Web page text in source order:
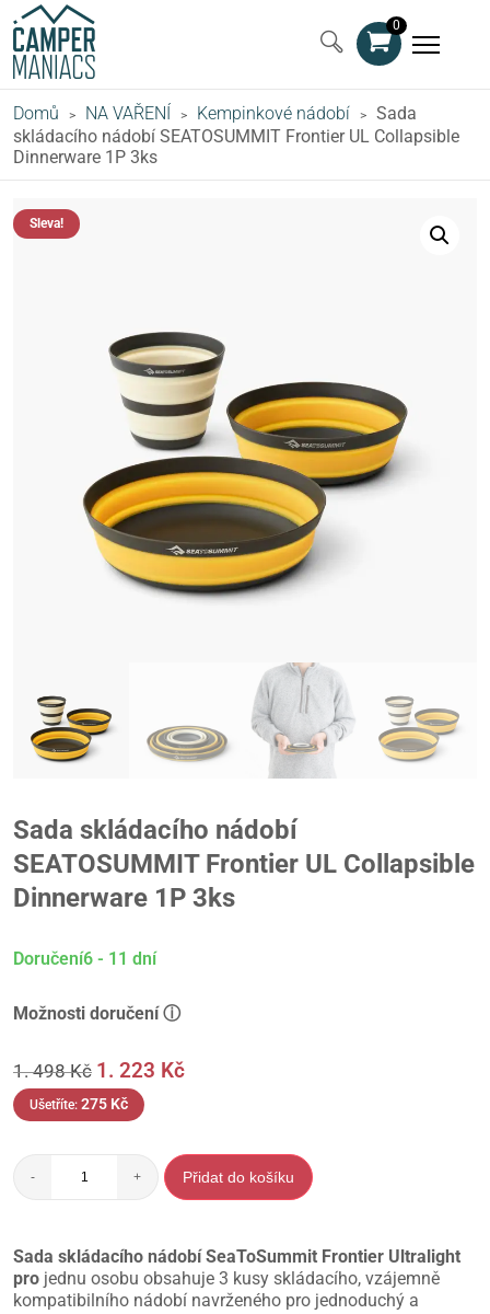
0
Domů > NA VAŘENÍ > Kempinkové nádobí >
Sada
skládacího nádobí SEATOSUMMIT Frontier UL Collapsible
Dinnerware 1P 3ks
Sleva!
Sada skládacího nádobí
SEATOSUMMIT Frontier UL Collapsible
Dinnerware 1P 3ks
Doručení6 - 11 dní
Možnosti doručení ⓘ
1. 498Kč 1. 223 Kč
Ušetříte: 275 Kč
- + Přidat do košíku
Sada skládacího nádobí SeaToSummit Frontier Ultralight
pro jednu osobu obsahuje 3 kusy skládacího, vzájemně
kompatibilního nádobí navrženého pro jednoduchý a